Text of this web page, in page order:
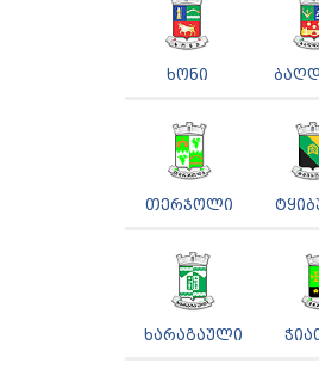
ᲮᲝᲜᲘ
ᲗᲔᲠᲯᲝᲚᲘ
ᲮᲐᲠᲐᲒᲐᲣᲚᲘ